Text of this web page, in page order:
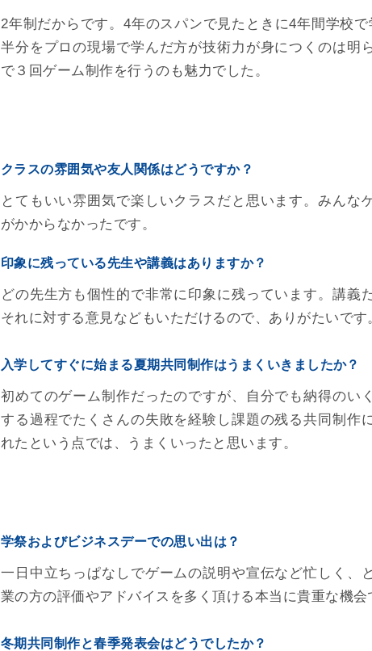
2年制だからです。4年のスパンで見たときに4年間学校
半分をプロの現場で学んだ方が技術力が身につくのは明
で３回ゲーム制作を行うのも魅力でした。
クラスの雰囲気や友人関係はどうですか？
とてもいい雰囲気で楽しいクラスだと思います。みんな
がかからなかったです。
印象に残っている先生や講義はありますか？
どの先生方も個性的で非常に印象に残っています。講義
それに対する意見などもいただけるので、ありがたいです
入学してすぐに始まる夏期共同制作はうまくいきましたか？
初めてのゲーム制作だったのですが、自分でも納得のい
する過程でたくさんの失敗を経験し課題の残る共同制作
れたという点では、うまくいったと思います。
学祭およびビジネスデーでの思い出は？
一日中立ちっぱなしでゲームの説明や宣伝など忙しく、
業の方の評価やアドバイスを多く頂ける本当に貴重な機会
冬期共同制作と春季発表会はどうでしたか？